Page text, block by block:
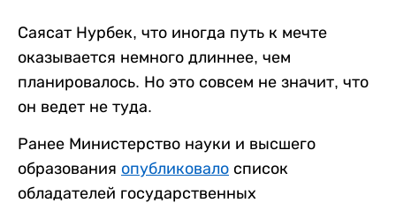
Саясат Нурбек, что иногда путь к мечте
оказывается немного длиннее, чем
планировалось. Но это совсем не значит, что
он ведет не туда.
Ранее Министерство науки и высшего
образования опубликовало список
обладателей государственных